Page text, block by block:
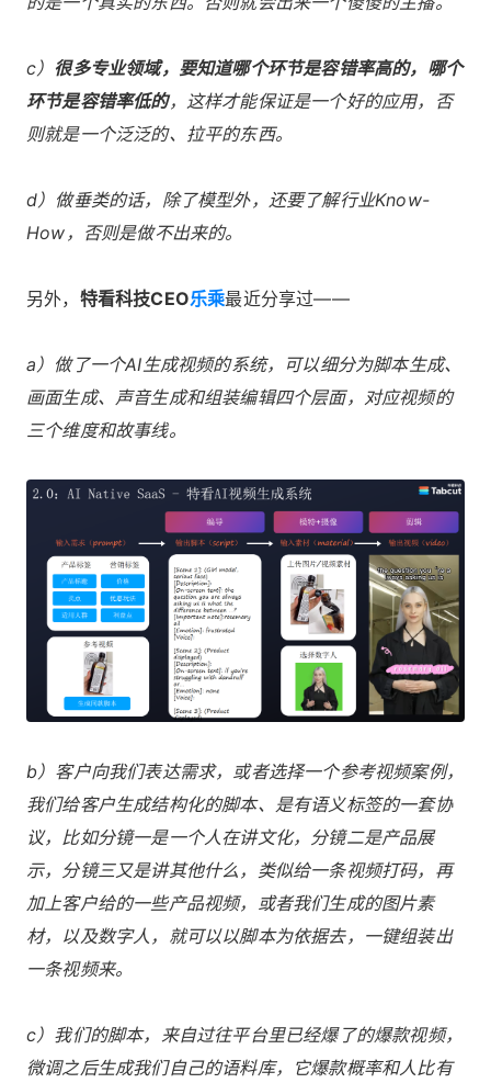
c） 很多专业领域，要知道哪个环节是容错率高的，哪个
环节是容错率低的，这样才能保证是一个好的应用，否
则就是一个泛泛的、拉平的东西。
d）做垂类的话，除了模型外，还要了解行业Know-
How，否则是做不出来的。
另外， 特看科技CEO乐乘最近分享过——
a）做了一个AI生成视频的系统，可以细分为脚本生成、
画面生成、声音生成和组装编辑四个层面，对应视频的
三个维度和故事线。
b）客户向我们表达需求，或者选择一个参考视频案例，
我们给客户生成结构化的脚本、是有语义标签的一套协
议，比如分镜一是一个人在讲文化，分镜二是产品展
示，分镜三又是讲其他什么，类似给一条视频打码，再
加上客户给的一些产品视频，或者我们生成的图片素
材，以及数字人，就可以以脚本为依据去，一键组装出
一条视频来。
c）我们的脚本，来自过往平台里已经爆了的爆款视频，
微调之后生成我们自己的语料库，它爆款概率和人比有